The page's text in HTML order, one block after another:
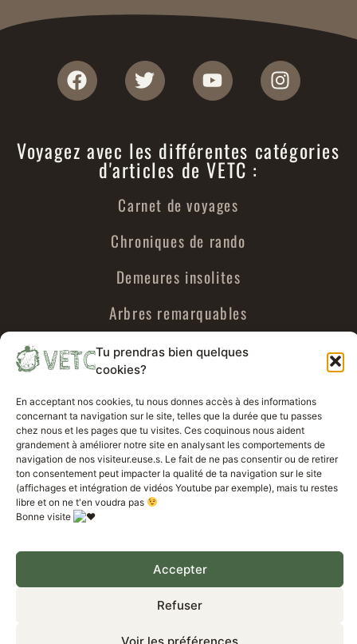
Tu prendras bien quelques
cookies?
En acceptant nos cookies, tu nous donnes accès à des informations
concernant ta navigation sur le site, telles que la durée que tu passes
chez nous et les pages que tu visites. Ces coquinous nous aident
grandement à améliorer notre site en analysant les comportements de
navigation de nos visiteur.euse.s. Le fait de ne pas consentir ou de retirer
ton consentement peut impacter la qualité de ta navigation sur le site
(affichages et intégration de vidéos Youtube par exemple), mais tu restes
libre et on ne t'en voudra pas
Bonne visite
Accepter
Refuser
Voir les préférences
Voyagez avec les différentes catégories
d'articles de VETC :
Carnet de voyages
Chroniques de rando
Demeures insolites
Arbres remarquables
Urbex
A propos de VETC
Politique de confidentialité VETC
Travailler avec nous
VETC Projet – tous droits réservés 2023